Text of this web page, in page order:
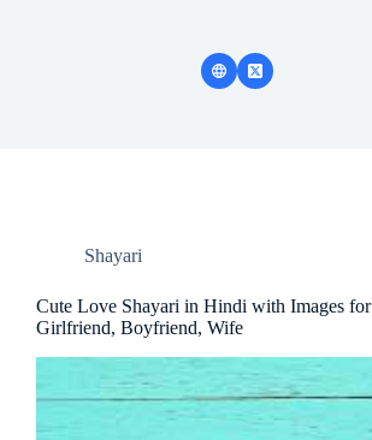
Shayari
Cute Love Shayari in Hindi with Images for
Girlfriend, Boyfriend, Wife